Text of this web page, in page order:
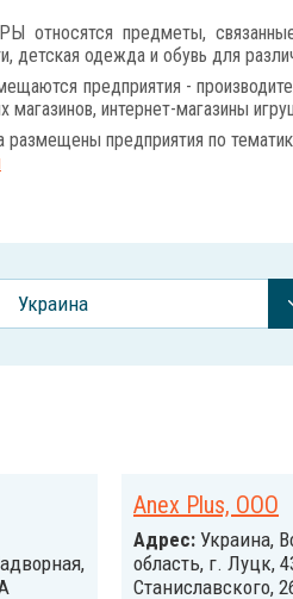
относятся предметы,
детская одежда и обувь для
предприятия -
магазинов, интернет-магазины
предприятия по
Украина
Anex Plus, ООО
Адрес: Украина,
область, г. Луцк,
Станиславского,